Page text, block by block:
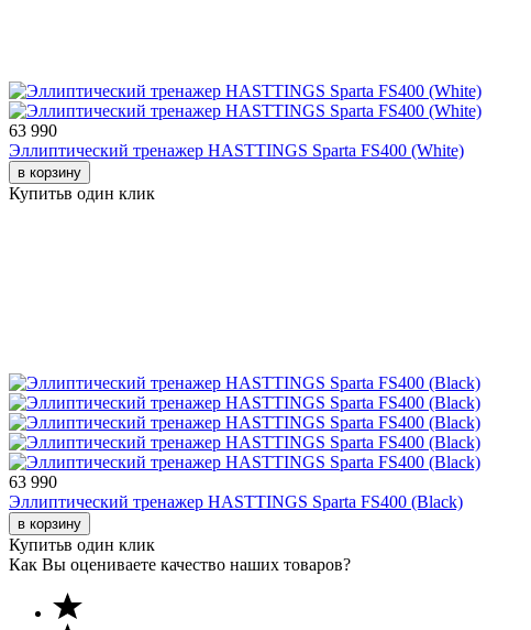
63 990
Эллиптический тренажер HASTTINGS Sparta FS400 (White)
в корзину
Купитьв один клик
63 990
Эллиптический тренажер HASTTINGS Sparta FS400 (Black)
в корзину
Купитьв один клик
Как Вы оцениваете качество наших товаров?